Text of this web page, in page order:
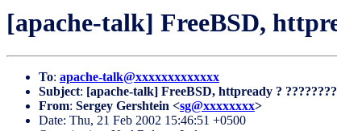
[apache-talk] FreeBSD,
To: apache-talk@xxxxxxxxxxxxx
Subject: [apache-talk] FreeBSD, httpready ?
From: Sergey Gershtein <sg@xxxxxxxx>
Date: Thu, 21 Feb 2002 15:46:51 +0500